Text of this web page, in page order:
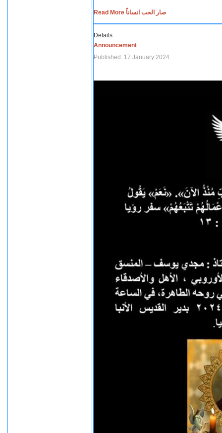
Read More صار الحب انساناً
Details
Announcement
Published: 17 January 2024